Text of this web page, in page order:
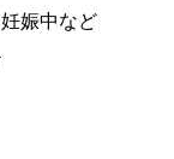
娠中など